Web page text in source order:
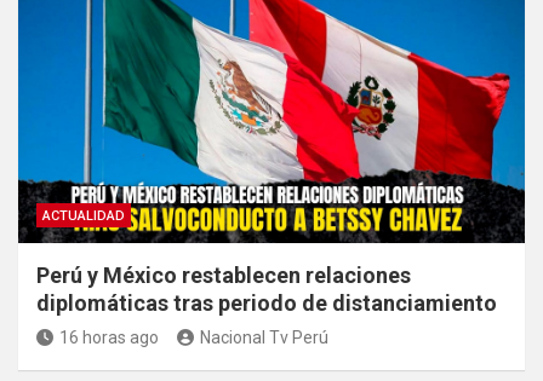
ACTUALIDAD
Perú y México restablecen relaciones
diplomáticas tras periodo de distanciamiento
16 horas ago Nacional Tv Perú